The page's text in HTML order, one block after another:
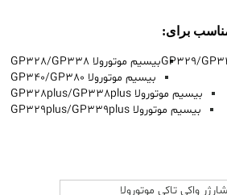
برای:
بیسیم موتورولا GP328/GP338
بیسیم موتورولا GP340/GP380
بیسیم موتورولا GP328plus/GP338plus
بیسیم موتورولا GP329plus/GP339plus